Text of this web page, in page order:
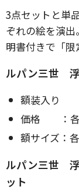
3点セットと単
ぞれの絵を演
明書付きで「限
ルパン三世
額装入り
価格 ：各
額サイズ：
ルパン三世
ット